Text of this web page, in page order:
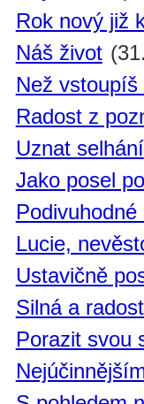
Rok nový již
Náš život
Než
Radost z
Uznat selhání
Jako posel
Lucie,
Ustavičně
Silná a
Porazit svou